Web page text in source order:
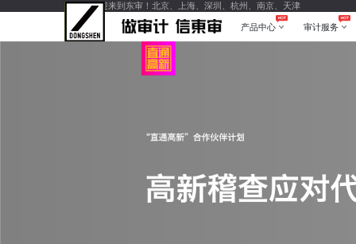
您好，欢迎来到东审！北京、上海、深圳、杭州、南京、天津
产品中心
产品中心
审计服务
审计服务